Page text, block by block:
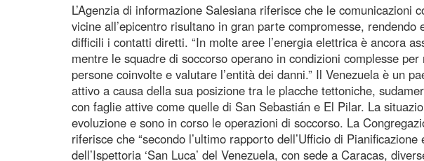
L’Agenzia di informazione Salesiana riferisce che le comunicazioni
vicine all’epicentro risultano in gran parte compromesse, rendendo
difficili i contatti diretti. “In molte aree l’energia elettrica è ancora
mentre le squadre di soccorso operano in condizioni complesse
persone coinvolte e valutare l’entità dei danni.” Il Venezuela è un
attivo a causa della sua posizione tra le placche tettoniche,
con faglie attive come quelle di San Sebastián e El Pilar. La
evoluzione e sono in corso le operazioni di soccorso. La
riferisce che “secondo l’ultimo rapporto dell’Ufficio di
dell’Ispettoria ‘San Luca’ del Venezuela, con sede a Caracas,